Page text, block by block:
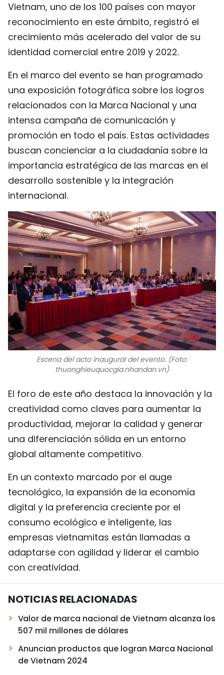
FRANÇAIS
РУССКИЙ
Vietnam, uno de los 100 países con mayor
reconocimiento en este ámbito, registró el
crecimiento más acelerado del valor de su
identidad comercial entre 2019 y 2022.
En el marco del evento se han programado
una exposición fotográfica sobre los logros
relacionados con la Marca Nacional y una
intensa campaña de comunicación y
promoción en todo el país. Estas actividades
buscan concienciar a la ciudadanía sobre la
importancia estratégica de las marcas en el
desarrollo sostenible y la integración
internacional.
Escena del acto inaugural del evento. (Foto:
thuonghieuquocgia.nhandan.vn)
El foro de este año destaca la innovación y la
creatividad como claves para aumentar la
productividad, mejorar la calidad y generar
una diferenciación sólida en un entorno
global altamente competitivo.
En un contexto marcado por el auge
tecnológico, la expansión de la economía
digital y la preferencia creciente por el
consumo ecológico e inteligente, las
empresas vietnamitas están llamadas a
adaptarse con agilidad y liderar el cambio
con creatividad.
NOTICIAS RELACIONADAS
Valor de marca nacional de Vietnam alcanza los
507 mil millones de dólares
Anuncian productos que logran Marca Nacional
de Vietnam 2024